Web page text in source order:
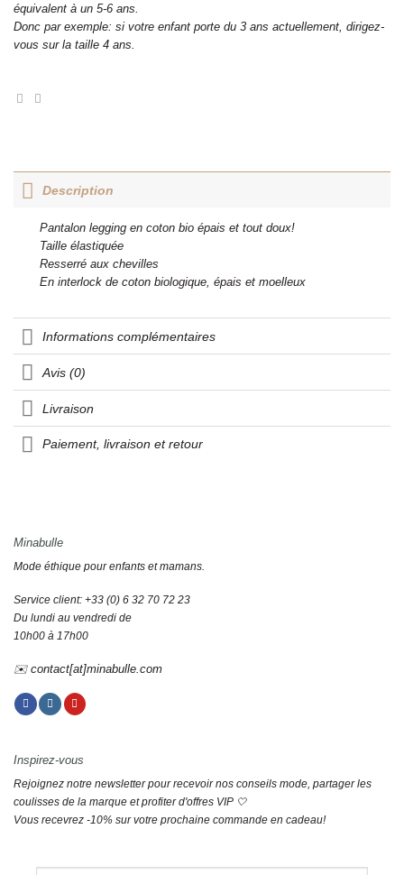
équivalent à un 5-6 ans.
Donc par exemple: si votre enfant porte du 3 ans actuellement, dirigez-
vous sur la taille 4 ans.
Description
Pantalon legging en coton bio épais et tout doux!
Taille élastiquée
Resserré aux chevilles
En interlock de coton biologique, épais et moelleux
Informations complémentaires
Avis (0)
Livraison
Paiement, livraison et retour
Minabulle
Mode éthique pour enfants et mamans.
Service client: +33 (0) 6 32 70 72 23
Du lundi au vendredi de
10h00 à 17h00
✉️ contact[at]minabulle.com
Inspirez-vous
Rejoignez notre newsletter pour recevoir nos conseils mode, partager les
coulisses de la marque et profiter d'offres VIP 🤍
Vous recevrez -10% sur votre prochaine commande en cadeau!